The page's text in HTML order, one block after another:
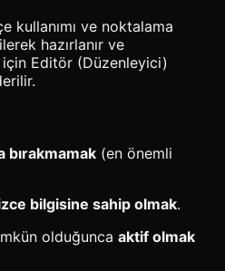
kullanımı ve noktalama
hazırlanır ve
için Editör (Düzenleyici)
bırakmamak (en önemli
bilgisine sahip olmak.
olduğunca aktif olmak